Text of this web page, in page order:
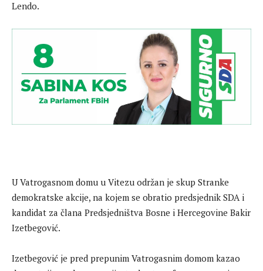
Lendo.
U Vatrogasnom domu u Vitezu održan je skup Stranke
demokratske akcije, na kojem se obratio predsjednik SDA i
kandidat za člana Predsjedništva Bosne i Hercegovine Bakir
Izetbegović.
Izetbegović je pred prepunim Vatrogasnim domom kazao